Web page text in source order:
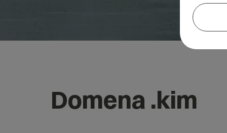
Domena .kim